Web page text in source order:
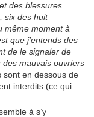
des blessures
six des huit
même moment à
que j’entends des
de le signaler de
des mauvais ouvriers
sont en dessous de
interdits (ce qui
à s’y